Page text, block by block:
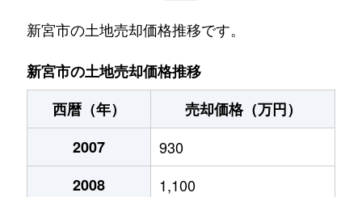
佐野
350万円 紀伊佐野
徐福
1,800万円
新宮
2,800万円 新宮
1,400万円
1,100万円
新宮市の土地売却価格推移です。
新宮市の土地売却価格推移
西暦（年）
売却価格（万円）
2007
930
2008
1,100